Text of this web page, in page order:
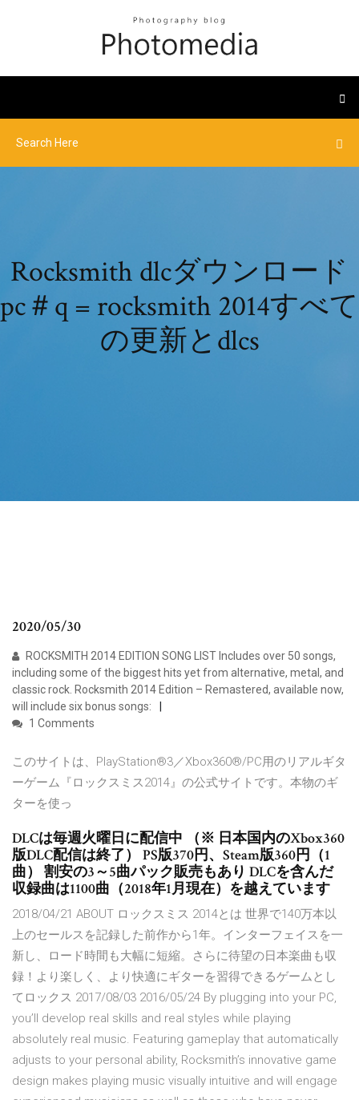
Rocksmith dlcダウンロード
pc＃q = rocksmith 2014すべて
の更新とdlcs
2020/05/30
ROCKSMITH 2014 EDITION SONG LIST Includes over 50 songs,
including some of the biggest hits yet from alternative, metal, and
classic rock. Rocksmith 2014 Edition – Remastered, available now,
will include six bonus songs:
1 Comments
このサイトは、PlayStation®3／Xbox360®/PC用のリアルギタ
ーゲーム『ロックスミス2014』の公式サイトです。本物のギ
ターを使っ
DLCは毎週火曜日に配信中 （※ 日本国内のXbox360
版DLC配信は終了） PS版370円、Steam版360円（1
曲） 割安の3～5曲パック販売もあり DLCを含んだ
収録曲は1100曲（2018年1月現在）を越えています
2018/04/21 ABOUT ロックスミス 2014とは 世界で140万本以
上のセールスを記録した前作から1年。インターフェイスを一
新し、ロード時間も大幅に短縮。さらに待望の日本楽曲も収
録！より楽しく、より快適にギターを習得できるゲームとし
てロックス 2017/08/03 2016/05/24 By plugging into your PC,
you’ll develop real skills and real styles while playing
absolutely real music. Featuring gameplay that automatically
adjusts to your personal ability, Rocksmith’s innovative game
design makes playing music visually intuitive and will engage